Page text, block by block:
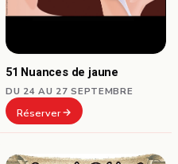
51 Nuances de jaune
DU 24 AU 27 SEPTEMBRE
Réserver